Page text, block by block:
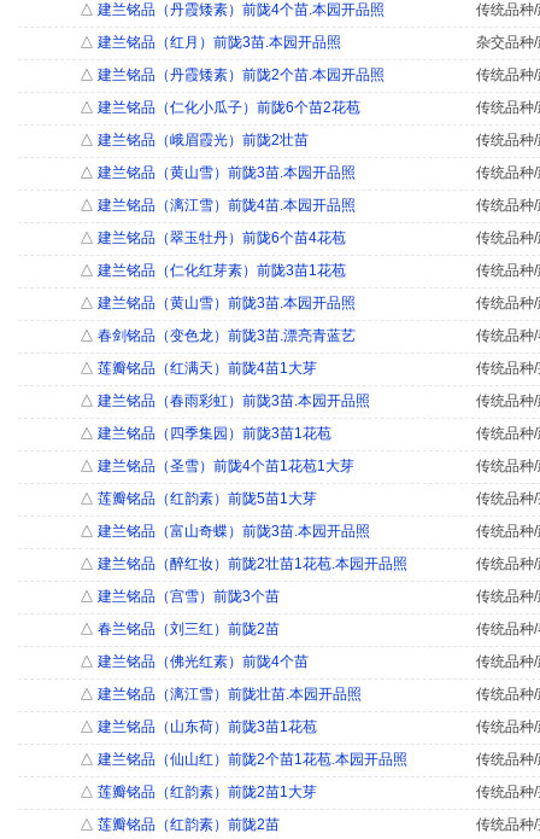
△ 建兰铭品（丹霞矮素）前陇4个苗.本园开品照
传统品种
△ 建兰铭品（红月）前陇3苗.本园开品照
杂交品种
△ 建兰铭品（丹霞矮素）前陇2个苗.本园开品照
传统品种
△ 建兰铭品（仁化小瓜子）前陇6个苗2花苞
传统品种
△ 建兰铭品（峨眉霞光）前陇2壮苗
传统品种
△ 建兰铭品（黄山雪）前陇3苗.本园开品照
传统品种
△ 建兰铭品（漓江雪）前陇4苗.本园开品照
传统品种
△ 建兰铭品（翠玉牡丹）前陇6个苗4花苞
传统品种
△ 建兰铭品（仁化红芽素）前陇3苗1花苞
传统品种
△ 建兰铭品（黄山雪）前陇3苗.本园开品照
传统品种
△ 春剑铭品（变色龙）前陇3苗.漂亮青蓝艺
传统品种
△ 莲瓣铭品（红满天）前陇4苗1大芽
传统品种
△ 建兰铭品（春雨彩虹）前陇3苗.本园开品照
传统品种
△ 建兰铭品（四季集园）前陇3苗1花苞
传统品种
△ 建兰铭品（圣雪）前陇4个苗1花苞1大芽
传统品种
△ 莲瓣铭品（红韵素）前陇5苗1大芽
传统品种
△ 建兰铭品（富山奇蝶）前陇3苗.本园开品照
传统品种
△ 建兰铭品（醉红妆）前陇2壮苗1花苞.本园开品照
传统品种
△ 建兰铭品（宫雪）前陇3个苗
传统品种
△ 春兰铭品（刘三红）前陇2苗
传统品种
△ 建兰铭品（佛光红素）前陇4个苗
传统品种
△ 建兰铭品（漓江雪）前陇壮苗.本园开品照
传统品种
△ 建兰铭品（山东荷）前陇3苗1花苞
传统品种
△ 建兰铭品（仙山红）前陇2个苗1花苞.本园开品照
传统品种
△ 莲瓣铭品（红韵素）前陇2苗1大芽
传统品种
△ 莲瓣铭品（红韵素）前陇2苗 传统品种